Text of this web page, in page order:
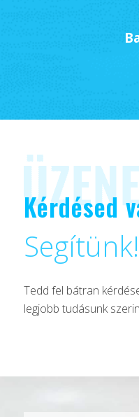
Kérdésed
Segítünk!
Tedd fel bátran
legjobb tudásunk